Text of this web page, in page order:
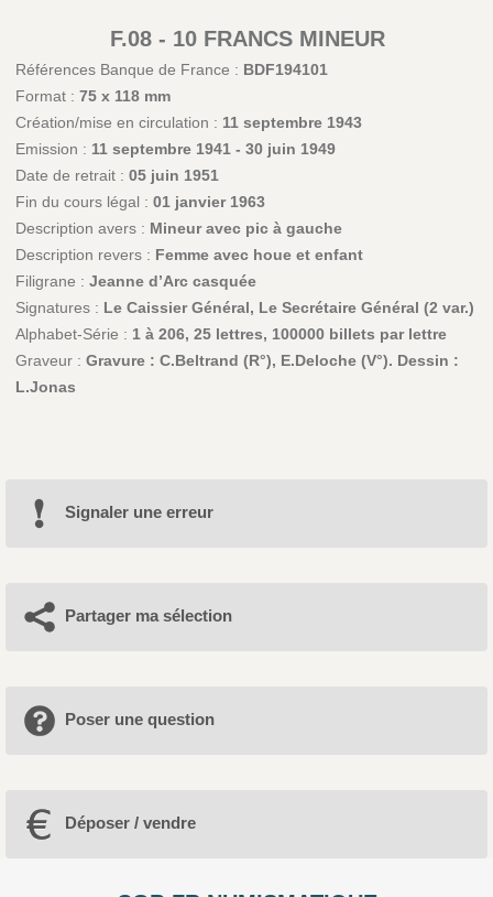
F.08 - 10 FRANCS MINEUR
Références Banque de France : BDF194101
Format : 75 x 118 mm
Création/mise en circulation : 11 septembre 1943
Emission : 11 septembre 1941 - 30 juin 1949
Date de retrait : 05 juin 1951
Fin du cours légal : 01 janvier 1963
Description avers : Mineur avec pic à gauche
Description revers : Femme avec houe et enfant
Filigrane : Jeanne d’Arc casquée
Signatures : Le Caissier Général, Le Secrétaire Général (2 var.)
Alphabet-Série : 1 à 206, 25 lettres, 100000 billets par lettre
Graveur : Gravure : C.Beltrand (R°), E.Deloche (V°). Dessin :
L.Jonas
Signaler une erreur
Partager ma sélection
Poser une question
Déposer / vendre